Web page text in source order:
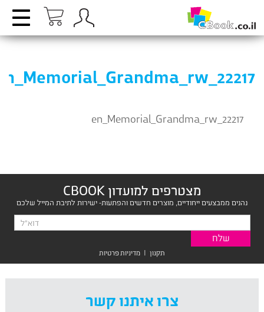
en_Memorial_Grandma_rw_22217
מצטרפים למועדון CBOOK
נהנים ממבצעים ייחודיים, מוצרים חדשים והפתעות- ישירות לתיבת המייל שלכם
תקנון | מדיניות פרטיות
צרו איתנו קשר